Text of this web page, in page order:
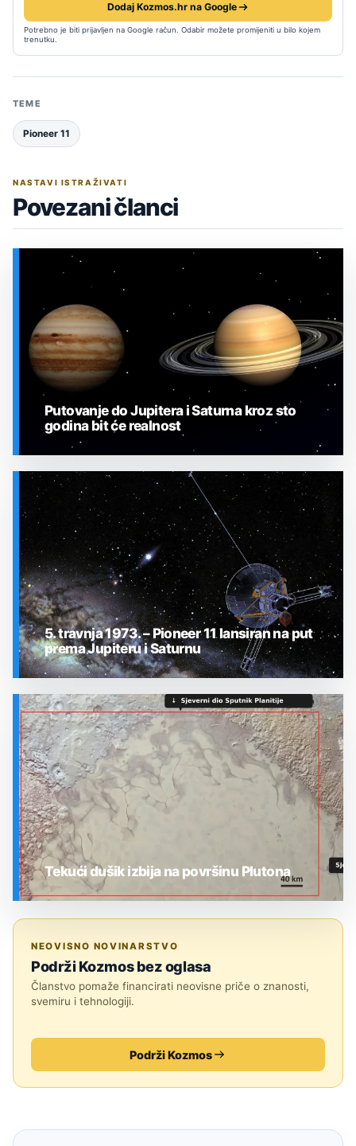
Dodaj Kozmos.hr na Google
Potrebno je biti prijavljen na Google račun. Odabir možete promijeniti u bilo kojem
trenutku.
TEME
Pioneer 11
NASTAVI ISTRAŽIVATI
Povezani članci
SVEMIR
Putovanje do Jupitera i Saturna kroz sto
godina bit će realnost
SVEMIR
5. travnja 1973. – Pioneer 11 lansiran na put
prema Jupiteru i Saturnu
Tekući dušik izbija na površinu Plutona
NEOVISNO NOVINARSTVO
Podrži Kozmos bez oglasa
Članstvo pomaže financirati neovisne priče o znanosti,
svemiru i tehnologiji.
Podrži Kozmos